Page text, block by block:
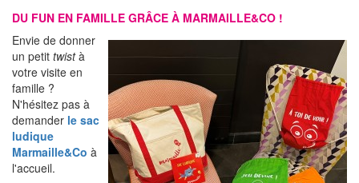
DU FUN EN FAMILLE GRÂCE À MARMAILLE&CO !
Envie de donner
un petit twistà
votre visite en
famille ?
N'hésitez pas à
demander le sac
ludique
Marmaille&Co à
l'accueil.